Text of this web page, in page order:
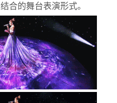
合的舞台表演形式。